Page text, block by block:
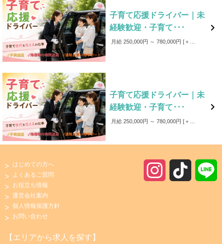
子育て応援ドライバー｜未
経験歓迎・子育て･･･
月給 250,000円 ～ 780,000円 ＋成果給＋毎月賞与（ボーナス） ・還元制度あり（一定の売上を超えた場合、超過分はすべて給与へ還元） ・＜賞与＞ 賞与毎月分割支給／査定年3回 【月収例】 38万円（月給25万円＋成果給＋賞与）［未経験：入社1年目 男性：30歳］ 40万円（月給25万円＋成果給＋賞与）［未経験：入社2年目 女性：32歳］ 【年収例】 500万円（月給25万円＋成果給＋賞与）［未経験：入社2年目］ 1000万円（月給25万円＋成果給＋賞与）［未経験：入社2年目］

子育て応援ドライバー｜未
経験歓迎・子育て･･･
月給 250,000円 ～ 780,000円 ＋成果給＋毎月賞与（ボーナス） ・還元制度あり（一定の売上を超えた場合、超過分はすべて給与へ還元） ・＜賞与＞ 賞与毎月分割支給／査定年3回 【月収例】 38万円（月給25万円＋成果給＋賞与）［未経験：入社1年目 男性：30歳］ 40万円（月給25万円＋成果給＋賞与）［未経験：入社2年目 女性：32歳］ 【年収例】 500万円（月給25万円＋成果給＋賞与）［未経験：入社2年目］ 1000万円（月給25万円＋成果給＋賞与）［未経験：入社2年目］

はじめての方へ
よくあるご質問
お役立ち情報
運営会社案内
個人情報保護方針
お問い合わせ
【エリアから求人を探す】